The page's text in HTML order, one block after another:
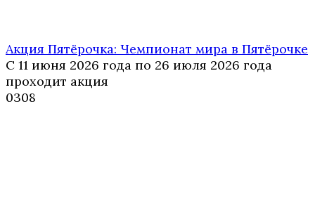
Акция Пятёрочка: Чемпионат мира в Пятёрочке
С 11 июня 2026 года по 26 июля 2026 года
проходит акция
0308